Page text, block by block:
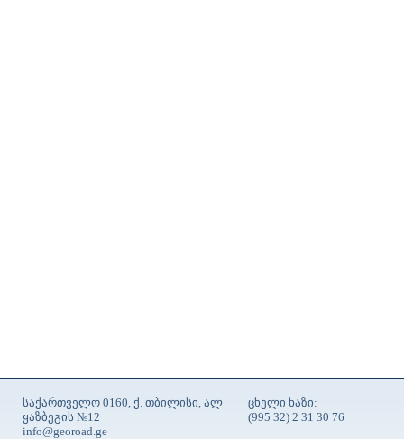
საქართველო 0160, ქ. თბილისი, ალ
ყაზბეგის №12
info@georoad.ge
ცხელი ხაზი:
(995 32) 2 31 30 76